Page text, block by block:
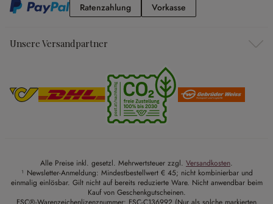
RatenzahlungRatenzahlung
Vorkasse
Unsere Versandpartner
Alle Preise inkl. gesetzl. Mehrwertsteuer zzgl. Versandkosten.
¹ Newsletter-Anmeldung: Mindestbestellwert € 45; nicht kombinierbar und
einmalig einlösbar. Gilt nicht auf bereits reduzierte Ware. Nicht anwendbar beim
Kauf von Geschenkgutscheinen.